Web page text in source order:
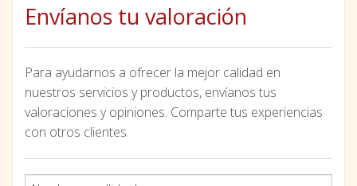
Envíanos tu valoración
Para ayudarnos a ofrecer la mejor calidad en
nuestros servicios y productos, envíanos tus
valoraciones y opiniones. Comparte tus experiencias
con otros clientes.